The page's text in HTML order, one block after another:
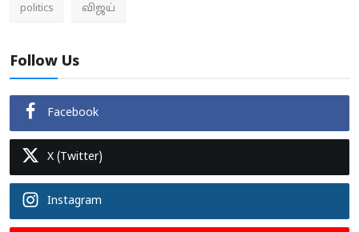
politics விஜய்
Follow Us
Facebook
X (Twitter)
Instagram